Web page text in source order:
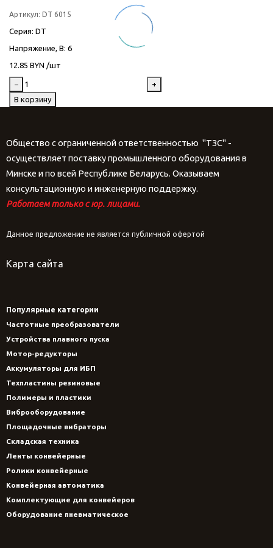
Артикул: DT 6015
Серия: DT
Напряжение, В: 6
12.85 BYN /шт
−
+
В корзину
Общество с ограниченной ответственностью "ТЗС" -
осуществляет поставку промышленного оборудования в
Минске и по всей Республике Беларусь. Оказываем
консультационную и инженерную поддержку.
Работаем только с юр. лицами.
Данное предложение не является публичной офертой
Карта сайта
Популярные категории
Частотные преобразователи
Устройства плавного пуска
Мотор-редукторы
Аккумуляторы для ИБП
Техпластины резиновые
Полимеры и пластики
Виброоборудование
Площадочные вибраторы
Складская техника
Ленты конвейерные
Ролики конвейерные
Конвейерная автоматика
Комплектующие для конвейеров
Оборудование пневматическое